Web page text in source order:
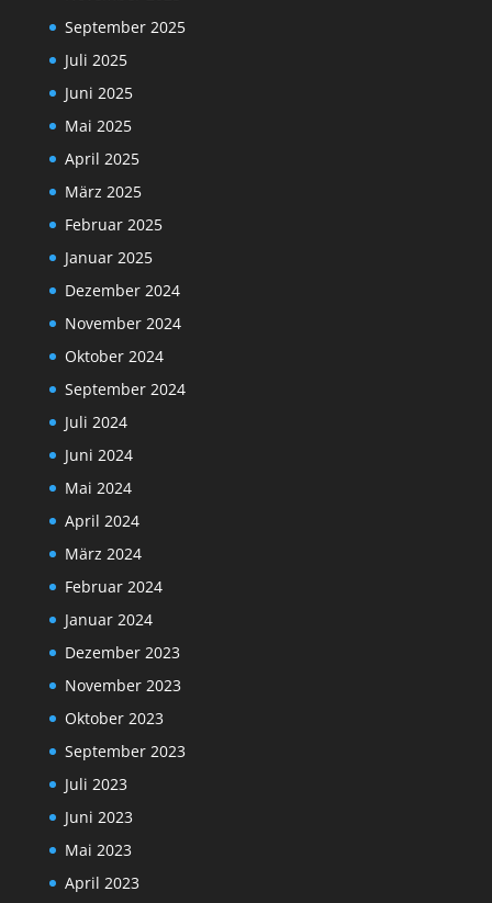
September 2025
Juli 2025
Juni 2025
Mai 2025
April 2025
März 2025
Februar 2025
Januar 2025
Dezember 2024
November 2024
Oktober 2024
September 2024
Juli 2024
Juni 2024
Mai 2024
April 2024
März 2024
Februar 2024
Januar 2024
Dezember 2023
November 2023
Oktober 2023
September 2023
Juli 2023
Juni 2023
Mai 2023
April 2023